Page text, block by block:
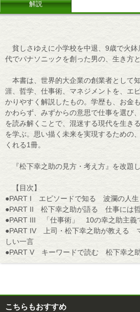
解説
貧しさゆえに小学校を中退、9歳で火
代でパナソニックを創った男の、生き方
本書は、世界的大企業の創業者として
涯、哲学、仕事術、マネジメントを、エ
かりやすく解説したもの。学歴も、お金
かわらず、みずからの意思で仕事を選び
を読み解くことで、混迷する現代を生き
を学ぶ。思い描く未来を実現するための
くれる1冊。
『松下幸之助の見方・考え方』を改題し
【目次】
●PART I エピソードで知る 波瀾の人
●PART II 松下幸之助が語る 仕事には
●PART III 「仕事術」 10の幸之助主義
●PART IV 上司・松下幸之助が教える
しい一言
●PART V キーワードで読む 松下幸之
こちらもおすすめ